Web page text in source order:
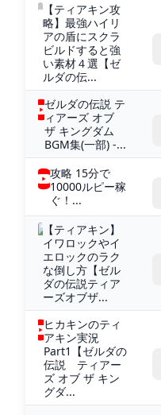
【ティアキン攻
略】最強ハイリ
アの盾にスクラ
ビルドすると強
い素材４選【ゼ
ルダの伝...
ゼルダの伝説 テ
ィアーズ オブ
ザ キングダム
BGM集(一部) -...
攻略 15分で
10000ルピー稼
ぐ！...
【ティアキン】
イワロックやイ
エロックのラク
な倒し方【ゼル
ダの伝説ティア
ーズオブザ...
ヒカキンのティ
アキン実況
Part1【ゼルダの
伝説 ティアー
ズ オブ ザ キン
グダ...